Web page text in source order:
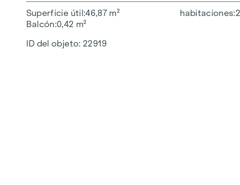
Superficie útil 46,87 m²
Balcón 0,42 m²
habitaciones 2
ID del objeto: 22919